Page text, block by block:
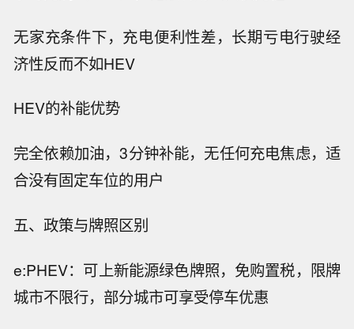
无家充条件下，充电便利性差，长期亏电行驶经
济性反而不如HEV
HEV的补能优势
完全依赖加油，3分钟补能，无任何充电焦虑，适
合没有固定车位的用户
五、政策与牌照区别
e:PHEV：可上新能源绿色牌照，免购置税，限牌
城市不限行，部分城市可享受停车优惠